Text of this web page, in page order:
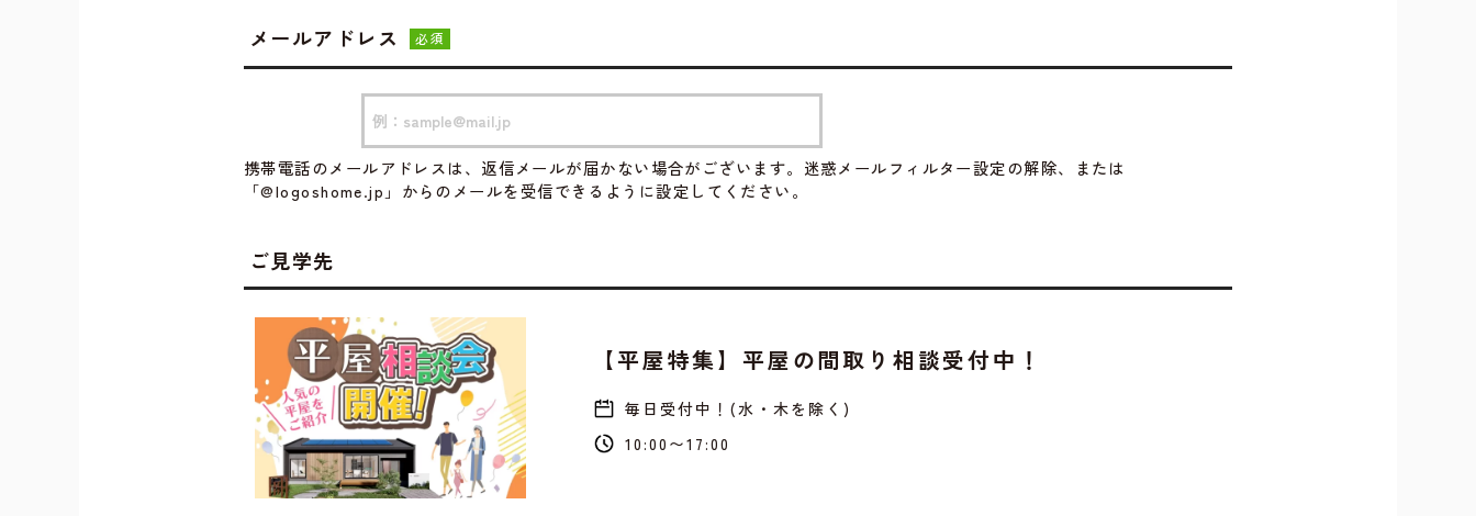
メールアドレス 必須
携帯電話のメールアドレスは、返信メールが届かない場合がございます。迷惑メールフィルター設定の解除、または
「@logoshome.jp」からのメールを受信できるように設定してください。
ご見学先
【平屋特集】平屋の間取り相談受付中！
毎日受付中！(水・木を除く)
10:00〜17:00